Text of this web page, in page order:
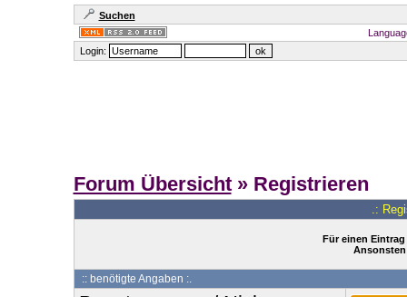
Suchen
Login:
Forum Übersicht» Registrieren
.:
Für einen
:: benötigte Angaben :.